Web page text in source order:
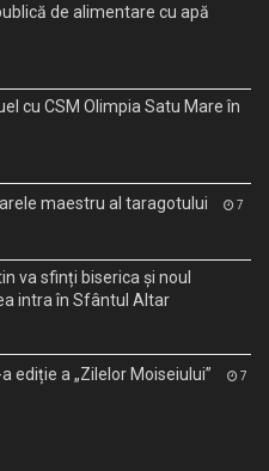
de alimentare cu apă
cu CSM Olimpia Satu Mare în
maestru al taragotului 7
va sfinți biserica și noul
intra în Sfântul Altar
ediție a „Zilelor Moiseiului” 7